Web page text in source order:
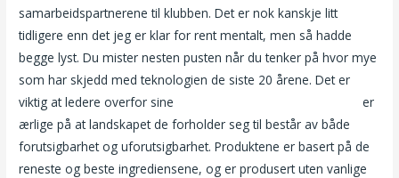
samarbeidspartnerene til klubben. Det er nok kanskje litt
tidligere enn det jeg er klar for rent mentalt, men så hadde
begge lyst. Du mister nesten pusten når du tenker på hvor mye
som har skjedd med teknologien de siste 20 årene. Det er
viktig at ledere overfor sine
er
ærlige på at landskapet de forholder seg til består av både
forutsigbarhet og uforutsigbarhet. Produktene er basert på de
reneste og beste ingrediensene, og er produsert uten vanlige